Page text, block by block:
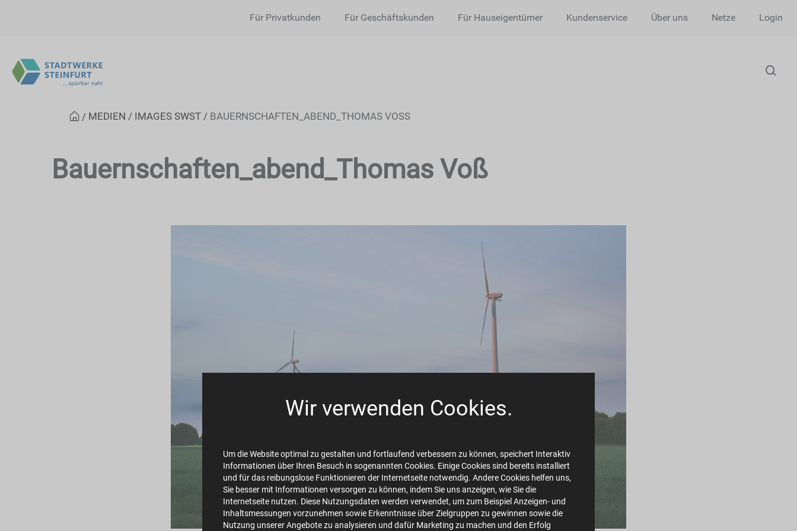
Wir verwenden Cookies.
Um die Website optimal zu gestalten und fortlaufend verbessern zu können, speichert Interaktiv
Informationen über Ihren Besuch in sogenannten Cookies. Einige Cookies sind bereits installiert
und für das reibungslose Funktionieren der Internetseite notwendig. Andere Cookies helfen uns,
Sie besser mit Informationen versorgen zu können, indem Sie uns anzeigen, wie Sie die
Internetseite nutzen. Diese Nutzungsdaten werden verwendet, um zum Beispiel Anzeigen- und
Inhaltsmessungen vorzunehmen sowie Erkenntnisse über Zielgruppen zu gewinnen sowie die
Nutzung unserer Angebote zu analysieren und dafür Marketing zu machen und den Erfolg
Für Privatkunden Für Geschäftskunden Für Hauseigentümer Kundenservice Über uns Netze Login
MEDIEN IMAGES SWST BAUERNSCHAFTEN_ABEND_THOMAS VOSS
Bauernschaften_abend_Thomas Voß